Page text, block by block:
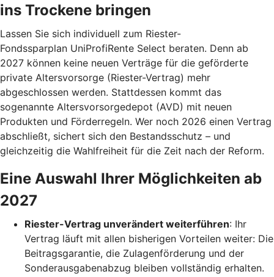
ins Trockene bringen
Lassen Sie sich individuell zum Riester-
Fondssparplan UniProfiRente Select beraten. Denn ab
2027 können keine neuen Verträge für die geförderte
private Altersvorsorge (Riester-Vertrag) mehr
abgeschlossen werden. Stattdessen kommt das
sogenannte Altersvorsorgedepot (AVD) mit neuen
Produkten und Förderregeln. Wer noch 2026 einen Vertrag
abschließt, sichert sich den Bestandsschutz – und
gleichzeitig die Wahlfreiheit für die Zeit nach der Reform.
Eine Auswahl Ihrer Möglichkeiten ab
2027
Riester-Vertrag unverändert weiterführen: Ihr
Vertrag läuft mit allen bisherigen Vorteilen weiter: Die
Beitragsgarantie, die Zulagenförderung und der
Sonderausgabenabzug bleiben vollständig erhalten.